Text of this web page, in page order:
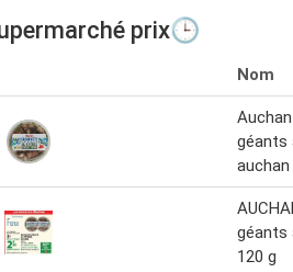
prix🕒
Nom
géants
auchan
géants
120 g